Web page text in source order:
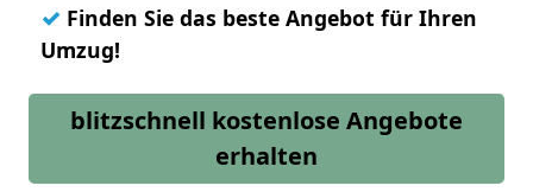
✓ Finden Sie das beste Angebot für Ihren
Umzug!
blitzschnell kostenlose Angebote
erhalten